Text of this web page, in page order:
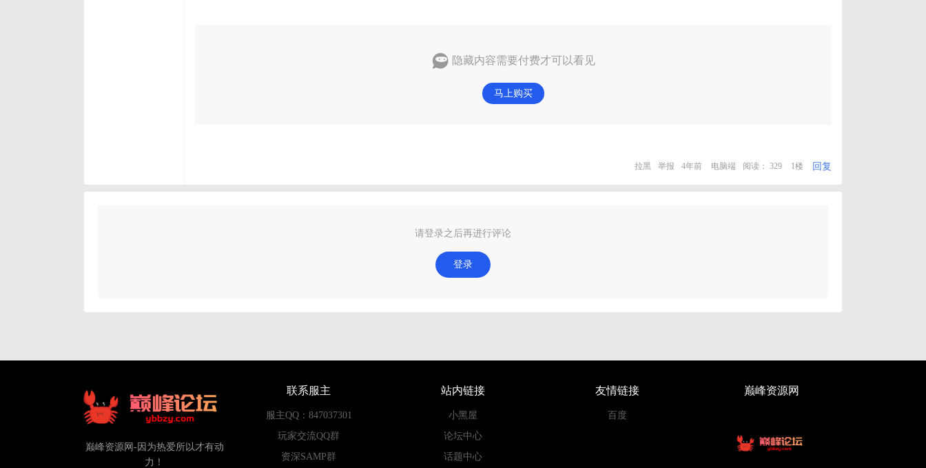
隐藏内容需要付费才可以看见
马上购买
拉黑 举报 4年前 电脑端 阅读： 329 1楼 回复
请登录之后再进行评论
登录
巅峰资源网-因为热爱所以才有动
力！
联系服主
服主QQ：847037301
玩家交流QQ群
资深SAMP群
站内链接
小黑屋
论坛中心
话题中心
友情链接
百度
巅峰资源网